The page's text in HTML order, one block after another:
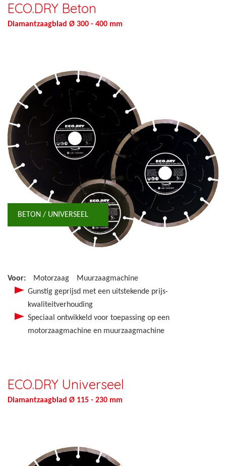
ECO.DRY Beton
Diamantzaagblad Ø 300 - 400 mm
BETON / UNIVERSEEL
Voor: Motorzaag
Muurzaagmachine
Gunstig geprijsd met een uitstekende prijs-
kwaliteitverhouding
Speciaal ontwikkeld voor toepassing op een
motorzaagmachine en muurzaagmachine
ECO.DRY Universeel
Diamantzaagblad Ø 115 - 230 mm